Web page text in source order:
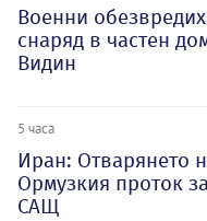
Военни
снаряд в частен
Видин
5 часа
Иран: Отварянето
Ормузкия проток
САЩ